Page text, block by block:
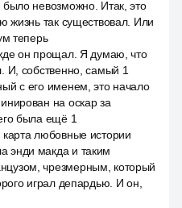
было невозможно. Итак, это
жизнь так существовал. Или
теперь
он прощал. Я думаю, что
И, собственно, самый 1
с его именем, это начало
на оскар за
была ещё 1
любовные истории
энди макда и таким
чрезмерным, который
играл депардью. И он,